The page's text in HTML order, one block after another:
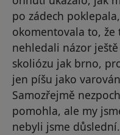
po zádech
okomentovala to, že
nehledali názor
skoliózu jak brno,
jen píšu jako
Samozřejmě
pomohla, ale my
nebyli jsme důslední.